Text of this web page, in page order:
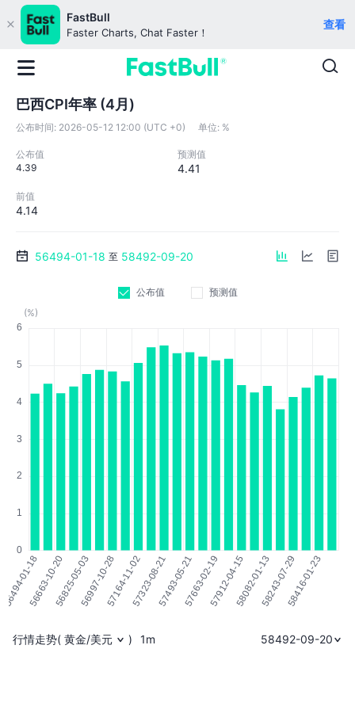
FastBull
Faster Charts, Chat Faster！
查看
巴西CPI年率 (4月)
公布时间: 2026-05-12 12:00 (UTC +0) 单位: %
公布值
4.39
预测值
4.41
前值
4.14
56494-01-18 至 58492-09-20
公布值
预测值
(%)
行情走势( 黄金/美元 ) 1m 58492-09-20